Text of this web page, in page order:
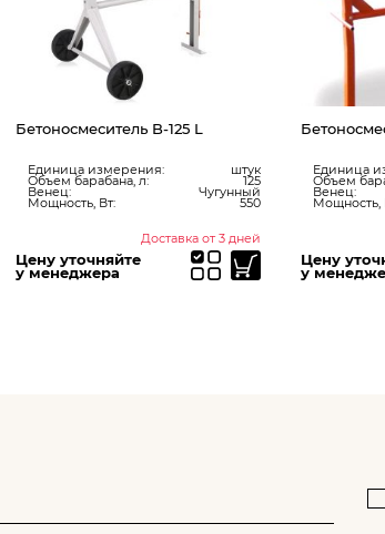
Бетоносмеситель B-125 L
Единица измерения: штук
Объем барабана, л: 125
Венец: Чугунный
Мощность, Вт: 550
Доставка от 3 дней
Цену уточняйте
у менеджера
Единица
Объем
Венец:
Мощность,
Цену
у